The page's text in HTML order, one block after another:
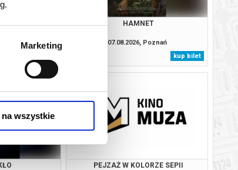
Marketing
wszystkie
HAMNET
07.08.2026, Poznań
kup bilet
PEJZAŻ W KOLORZE SEPII